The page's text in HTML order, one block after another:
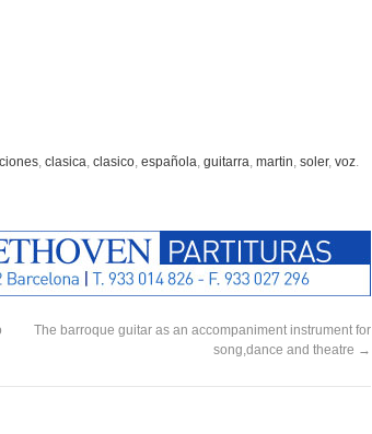
clasica clasico española guitarra martin soler, voz
The barroque guitar as an accompaniment instrument for
song,dance and theatre →